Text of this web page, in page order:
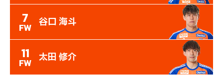
7
FW 谷口 海斗
11
FW 太田 修介